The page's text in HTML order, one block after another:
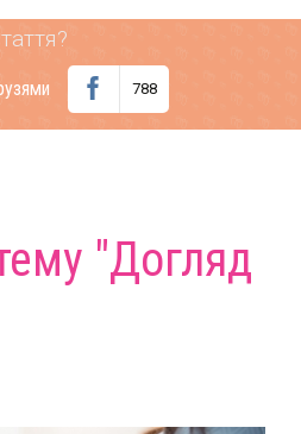
788
"Догляд